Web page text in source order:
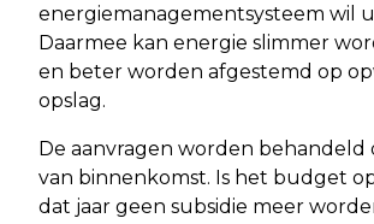
energiemanagementsysteem wil
Daarmee kan energie slimmer
en beter worden afgestemd op
opslag.
De aanvragen worden behandeld
van binnenkomst. Is het budget
dat jaar geen subsidie meer